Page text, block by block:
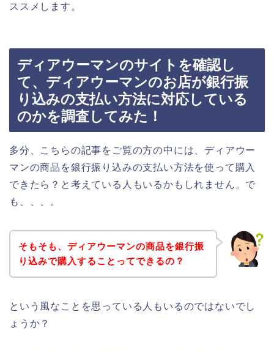
ススメします。
ディアウーマンのサイトを確認し
て、ディアウーマンのお店が銀行振
り込みの支払い方法に対応している
のかを調査してみた！
多分、こちらの記事をご覧の方の中には、ディアウー
マンの商品を銀行振り込みの支払い方法を使って購入
できたら？と考えている人もいるかもしれません。で
も、、、。
そもそも、ディアウーマンの商品を銀行振
り込みで購入することってできるの？
という風なことを思っている人もいるのではないでし
ょうか？